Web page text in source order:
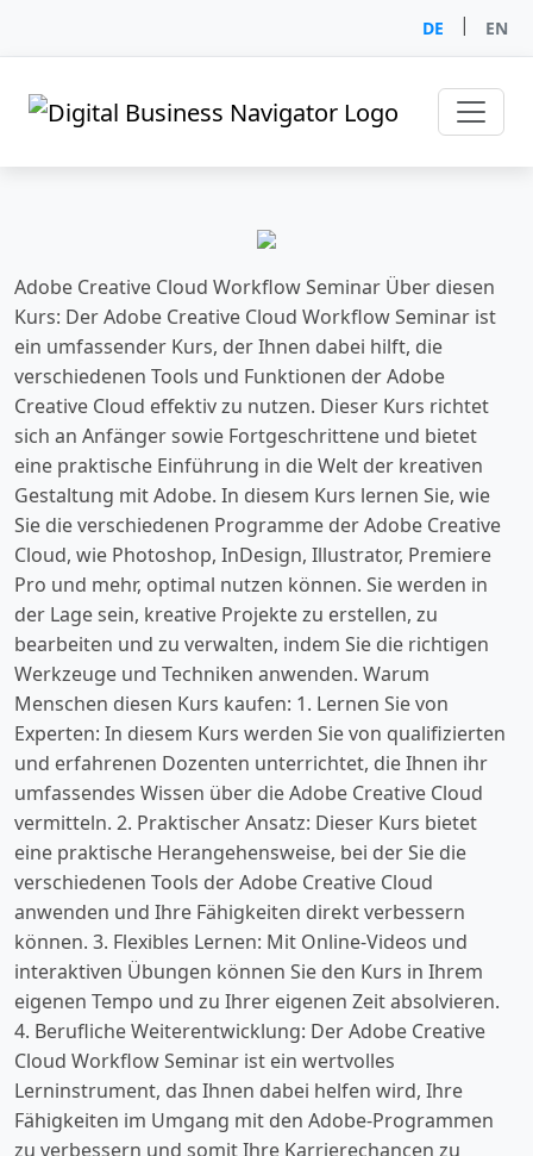
DE | EN
Adobe Creative Cloud Workflow Seminar Über diesen
Kurs: Der Adobe Creative Cloud Workflow Seminar ist
ein umfassender Kurs, der Ihnen dabei hilft, die
verschiedenen Tools und Funktionen der Adobe
Creative Cloud effektiv zu nutzen. Dieser Kurs richtet
sich an Anfänger sowie Fortgeschrittene und bietet
eine praktische Einführung in die Welt der kreativen
Gestaltung mit Adobe. In diesem Kurs lernen Sie, wie
Sie die verschiedenen Programme der Adobe Creative
Cloud, wie Photoshop, InDesign, Illustrator, Premiere
Pro und mehr, optimal nutzen können. Sie werden in
der Lage sein, kreative Projekte zu erstellen, zu
bearbeiten und zu verwalten, indem Sie die richtigen
Werkzeuge und Techniken anwenden. Warum
Menschen diesen Kurs kaufen: 1. Lernen Sie von
Experten: In diesem Kurs werden Sie von qualifizierten
und erfahrenen Dozenten unterrichtet, die Ihnen ihr
umfassendes Wissen über die Adobe Creative Cloud
vermitteln. 2. Praktischer Ansatz: Dieser Kurs bietet
eine praktische Herangehensweise, bei der Sie die
verschiedenen Tools der Adobe Creative Cloud
anwenden und Ihre Fähigkeiten direkt verbessern
können. 3. Flexibles Lernen: Mit Online-Videos und
interaktiven Übungen können Sie den Kurs in Ihrem
eigenen Tempo und zu Ihrer eigenen Zeit absolvieren.
4. Berufliche Weiterentwicklung: Der Adobe Creative
Cloud Workflow Seminar ist ein wertvolles
Lerninstrument, das Ihnen dabei helfen wird, Ihre
Fähigkeiten im Umgang mit den Adobe-Programmen
zu verbessern und somit Ihre Karrierechancen zu